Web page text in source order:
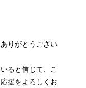
りがとうござい
ると信じて、こ
援をよろしくお